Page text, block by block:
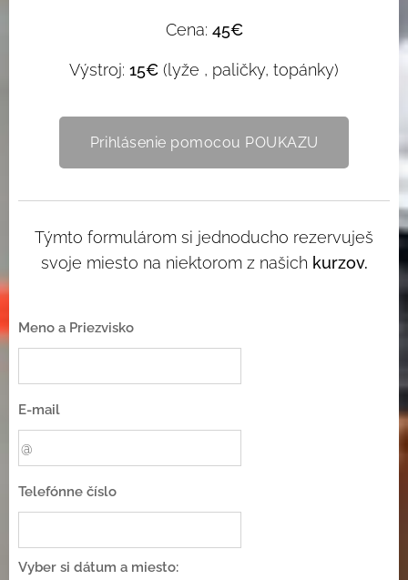
Cena: 45€
Výstroj: 15€ (lyže , paličky, topánky)
Prihlásenie pomocou POUKAZU
Týmto formulárom si jednoducho rezervuješ
svoje miesto na niektorom z našich kurzov.
Meno a Priezvisko
E-mail
Telefónne číslo
Vyber si dátum a miesto: